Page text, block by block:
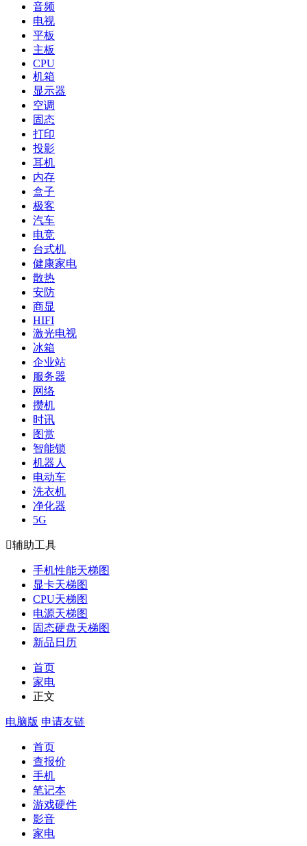
音频
电视
平板
主板
CPU
机箱
显示器
空调
固态
打印
投影
耳机
内存
盒子
极客
汽车
电竞
台式机
健康家电
散热
安防
商显
HIFI
激光电视
冰箱
企业站
服务器
网络
攒机
时讯
图赏
智能锁
机器人
电动车
洗衣机
净化器
5G
辅助工具
手机性能天梯图
显卡天梯图
CPU天梯图
电源天梯图
固态硬盘天梯图
新品日历
首页
家电
正文
电脑版 申请友链
首页
查报价
手机
笔记本
游戏硬件
影音
家电